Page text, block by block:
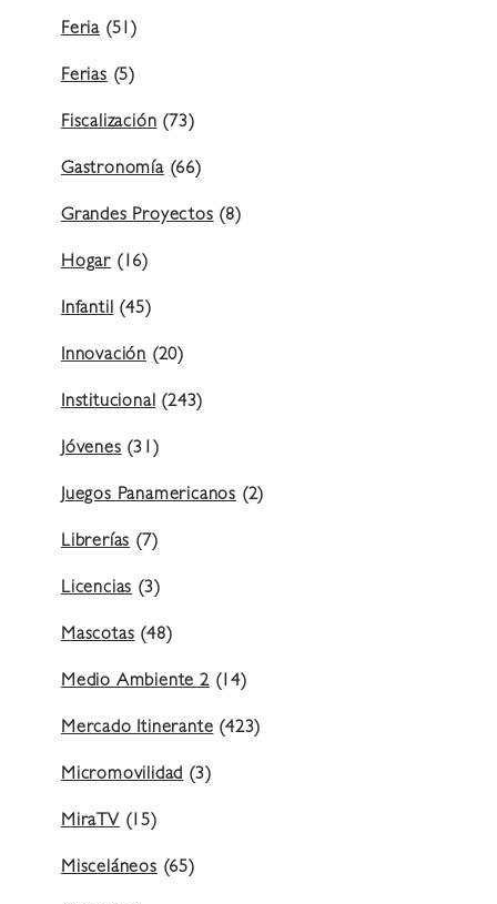
Feria (51)
Ferias (5)
Fiscalización (73)
Gastronomía(66)
Grandes Proyectos (8)
Hogar (16)
Infantil (45)
Innovación (20)
Institucional (243)
Jóvenes (31)
Juegos Panamericanos (2)
Librerías (7)
Licencias (3)
Mascotas (48)
Medio Ambiente 2(14)
Mercado Itinerante (423)
Micromovilidad (3)
MiraTV (15)
Misceláneos (65)